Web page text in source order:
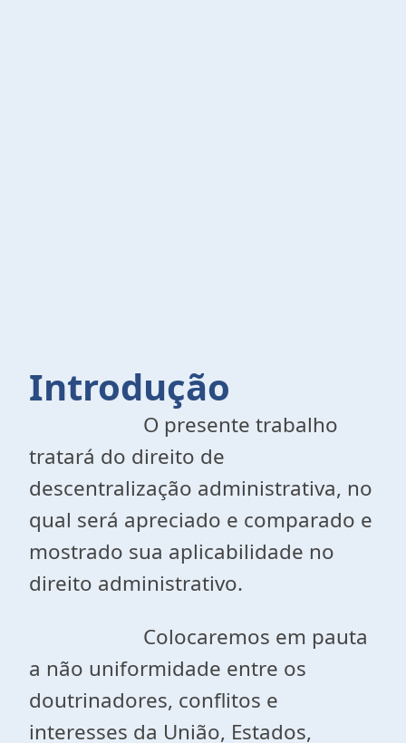
Introdução
O presente trabalho
tratará do direito de
descentralização administrativa, no
qual será apreciado e comparado e
mostrado sua aplicabilidade no
direito administrativo.
Colocaremos em pauta
a não uniformidade entre os
doutrinadores, conflitos e
interesses da União, Estados,